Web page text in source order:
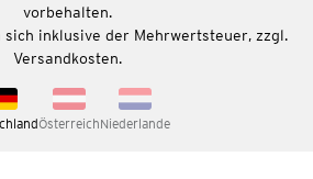
vorbehalten.
inklusive der Mehrwertsteuer, zzgl.
Versandkosten.
ÖsterreichNiederlande